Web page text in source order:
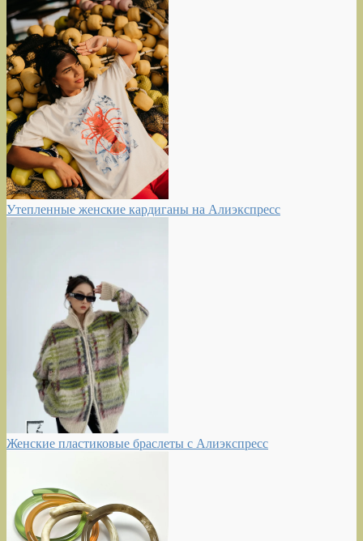
Утепленные женские кардиганы на Алиэкспресс
Женские пластиковые браслеты с Алиэкспресс